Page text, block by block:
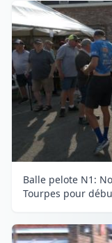
Balle pelote N1:
Tourpes pour